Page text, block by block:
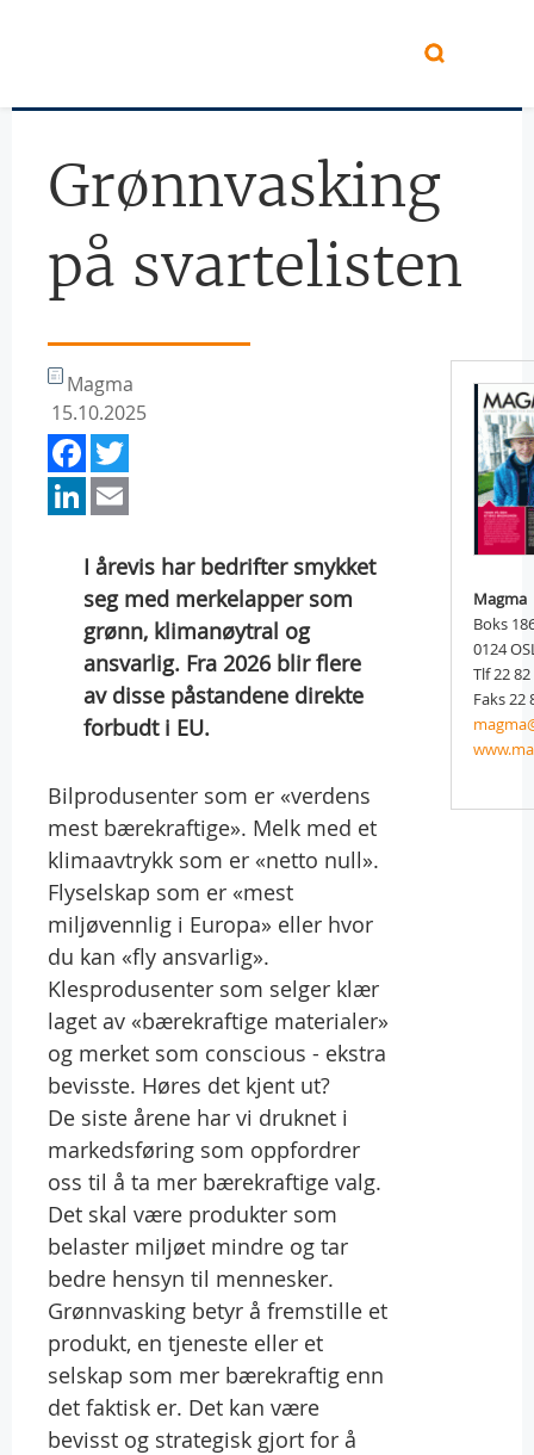
Grønnvasking
på svartelisten
Magma
15.10.2025
Facebook
LinkedIn
I årevis har bedrifter smykket
seg med merkelapper som
grønn, klimanøytral og
ansvarlig. Fra 2026 blir flere
av disse påstandene direkte
forbudt i EU.
Bilprodusenter som er «verdens
mest bærekraftige». Melk med et
klimaavtrykk som er «netto null».
Flyselskap som er «mest
miljøvennlig i Europa» eller hvor
du kan «fly ansvarlig».
Klesprodusenter som selger klær
laget av «bærekraftige materialer»
og merket som conscious - ekstra
bevisste. Høres det kjent ut?
De siste årene har vi druknet i
markedsføring som oppfordrer
oss til å ta mer bærekraftige valg.
Det skal være produkter som
belaster miljøet mindre og tar
bedre hensyn til mennesker.
Grønnvasking betyr å fremstille et
produkt, en tjeneste eller et
selskap som mer bærekraftig enn
det faktisk er. Det kan være
bevisst og strategisk gjort for å
Magma
Boks
0124
Tlf 22
Faks 22